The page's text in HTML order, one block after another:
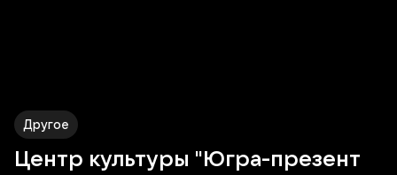
Другое
Центр культуры "Югра-презент